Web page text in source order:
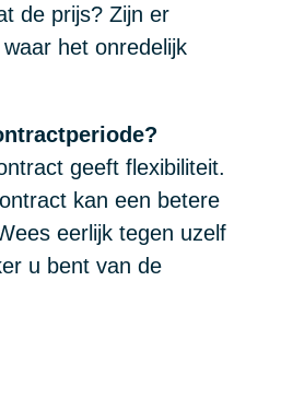
de prijs? Zijn er
het onredelijk
geeft flexibiliteit.
kan een betere
eerlijk tegen uzelf
u bent van de